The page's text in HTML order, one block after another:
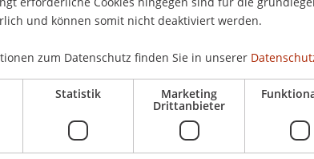
Zum Artikel
und können somit nicht deaktiviert werden.
zum Datenschutz finden Sie in unserer
Statistik Marketing
Drittanbieter